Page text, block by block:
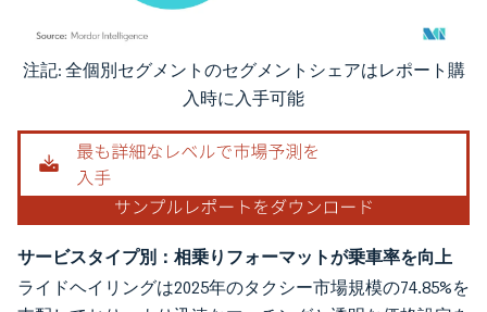
画像 © Mordor Intelligence。再利用にはCC BY 4.0の表示が必要です。
注記: 全個別セグメントのセグメントシェアはレポート購
入時に入手可能
サービスタイプ別：相乗りフォーマットが乗車率を向上
ライドヘイリングは2025年のタクシー市場規模の74.85%を